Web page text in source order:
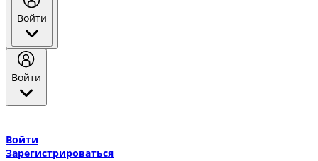
Войти
Войти
Войти
Зарегистрироваться